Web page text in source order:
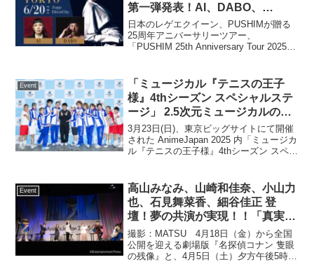
第一弾発表！AI、DABO、
RUDEBWOY FACE, AKANE,
RUEED が参戦！
日本のレゲエクイーン、PUSHIMが贈る
25周年アニバーサリーツアー、
「PUSHIM 25th Anniversary Tour 2025
玉公演を皮切...
Event
「ミュージカル『テニスの王子
様』4thシーズン スペシャルステ
ージ」 2.5次元ミュージカルの金
字塔！「テニミュ」が
AnimeJapanステージに初参
戦！！2025年1月より上演中のミ
4thシーズン 青学（せいがく）vs
比嘉公演にまつわるトークやライ
ブパフォーマンスなど盛りだくさ
んでお届け！最新公演について
も！
3月23日(日)、東京ビッグサイトにて開催
された AnimeJapan 2025 内「ミュージカ
ル『テニスの王子様』4thシーズン スペシ
シーズン 青学（せい...
Event
高山みなみ、山崎和佳奈、小山力
也、石見舞菜香、細谷佳正 登
壇！夢の共演が実現！！「真実は
いつも、サムライでーーーい！」
高山「どちらもアットホームで楽
しい作品を届けていきたい」
撮影：MATSU 4⽉18⽇（⾦）から全国
公開を迎える劇場版『名探偵コナン 隻眼
の残像』と、4⽉5⽇（⼟）⼣⽅午後5時30